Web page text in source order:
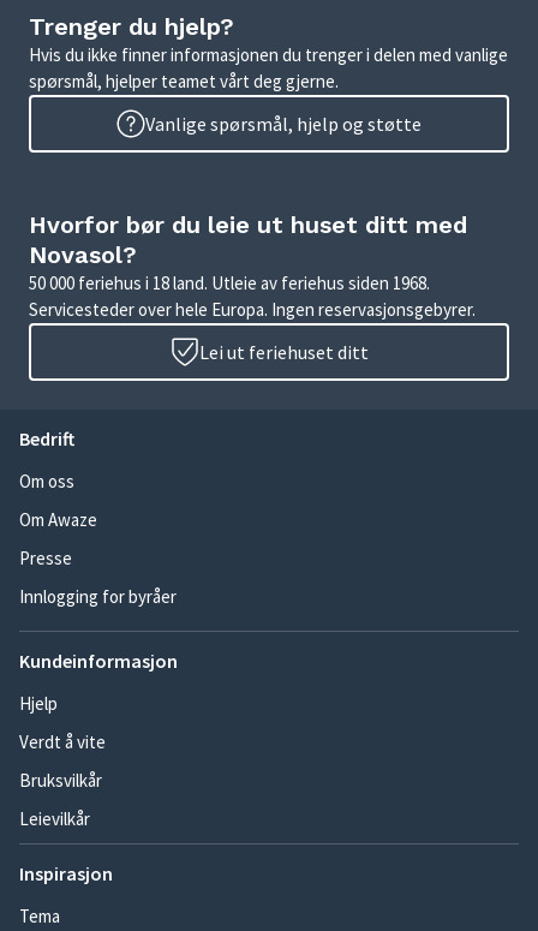
Trenger du hjelp?
Hvis du ikke finner informasjonen du trenger i delen med vanlige
spørsmål, hjelper teamet vårt deg gjerne.
Vanlige spørsmål, hjelp og støtte
Hvorfor bør du leie ut huset ditt med
Novasol?
50 000 feriehus i 18 land. Utleie av feriehus siden 1968.
Servicesteder over hele Europa. Ingen reservasjonsgebyrer.
Lei ut feriehuset ditt
Bedrift
Om oss
Om Awaze
Presse
Innlogging for byråer
Kundeinformasjon
Hjelp
Verdt å vite
Bruksvilkår
Leievilkår
Inspirasjon
Tema